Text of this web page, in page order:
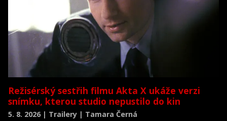
Režisérský sestřih filmu Akta X ukáže verzi
snímku, kterou studio nepustilo do kin
5. 8. 2026 | Trailery | Tamara Černá